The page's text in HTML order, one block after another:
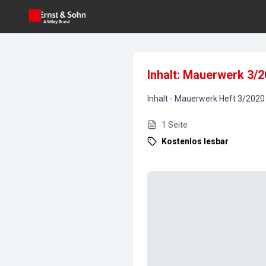
Inhalt: Mauerwerk 3/
Inhalt - Mauerwerk Heft3/2020
1 Seite
Kostenlos lesbar